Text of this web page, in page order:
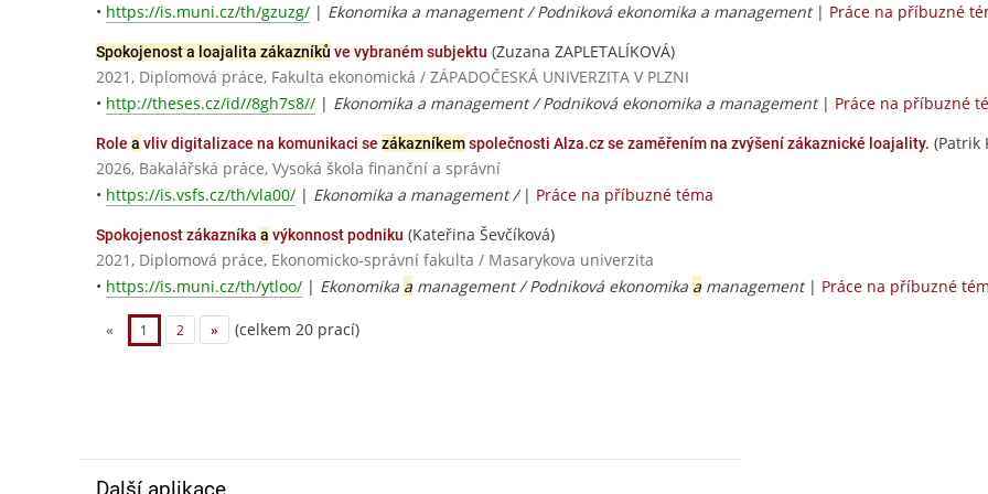
• https://is.muni.cz/th/gzuzg/ | Ekonomika a management / Podniková ekonomika a management| Práce na příbuzné
Spokojenost a loajalita zákazníků ve vybraném subjektu (Zuzana ZAPLETALÍKOVÁ)
2021, Diplomová práce, Fakulta ekonomická / ZÁPADOČESKÁ UNIVERZITA V PLZNI
• http://theses.cz/id//8gh7s8// | Ekonomika a management / Podniková ekonomika a management| Práce na příbuzné
Role a vliv digitalizace na komunikaci se zákazníkemspolečnosti Alza.cz se zaměřením na zvýšení zákaznické loajality. (Patrik
2026, Bakalářská práce, Vysoká škola finanční a správní
• https://is.vsfs.cz/th/vla00/ | Ekonomika a management / | Práce na příbuzné téma
Spokojenost zákazníka a výkonnost podniku (Kateřina Ševčíková)
2021, Diplomová práce, Ekonomicko-správní fakulta / Masarykova univerzita
• https://is.muni.cz/th/ytloo/ | Ekonomika a management / Podniková ekonomika a management| Práce na příbuzné
« 1 2 » (celkem 20 prací)